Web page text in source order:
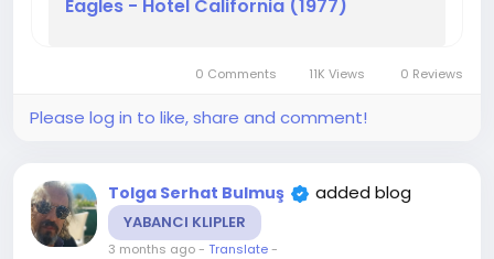
Eagles - Hotel California (1977)
0 Comments 11K Views 0 Reviews
Please log in to like, share and comment!
Tolga Serhat Bulmuş added blog
YABANCI KLIPLER
3 months ago- Translate-